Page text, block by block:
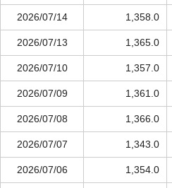
2026/07/14 1,358.0
2026/07/13 1,365.0
2026/07/10 1,357.0
2026/07/09 1,361.0
2026/07/08 1,366.0
2026/07/07 1,343.0
2026/07/06 1,354.0